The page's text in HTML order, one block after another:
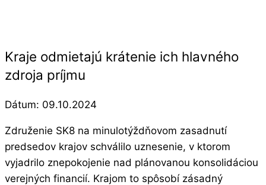
Kraje odmietajú krátenie ich hlavného
zdroja príjmu
Dátum: 09.10.2024
Združenie SK8 na minulotýždňovom zasadnutí
predsedov krajov schválilo uznesenie, v ktorom
vyjadrilo znepokojenie nad plánovanou konsolidáciou
verejných financií. Krajom to spôsobí zásadný